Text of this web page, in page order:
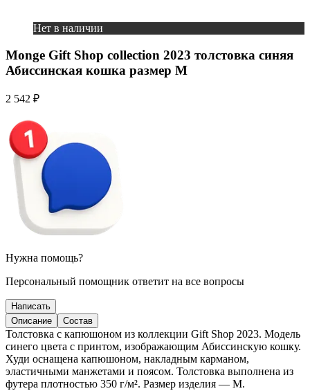
Нет в наличии
Monge Gift Shop collection 2023 толстовка синяя
Абиссинская кошка размер М
2 542 ₽
Нужна помощь?
Персональный помощник ответит на все вопросы
Написать
Описание
Состав
Толстовка с капюшоном из коллекции Gift Shop 2023. Модель
синего цвета с принтом, изображающим Абиссинскую кошку.
Худи оснащена капюшоном, накладным карманом,
эластичными манжетами и поясом. Толстовка выполнена из
футера плотностью 350 г/м². Размер изделия — M.